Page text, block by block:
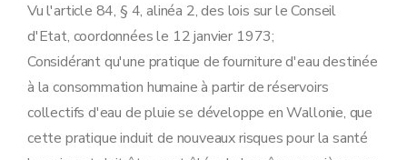
Vu l'article 84, § 4, alinéa 2, des lois sur le Conseil
d'Etat, coordonnées le 12 janvier 1973;
Considérant qu'une pratique de fourniture d'eau destinée
à la consommation humaine à partir de réservoirs
collectifs d'eau de pluie se développe en Wallonie, que
cette pratique induit de nouveaux risques pour la santé